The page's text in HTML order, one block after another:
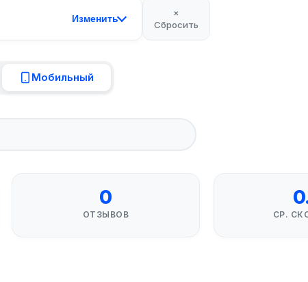
Изменить
×
Сбросить
Мобильный
0
ОТЗЫВОВ СР.